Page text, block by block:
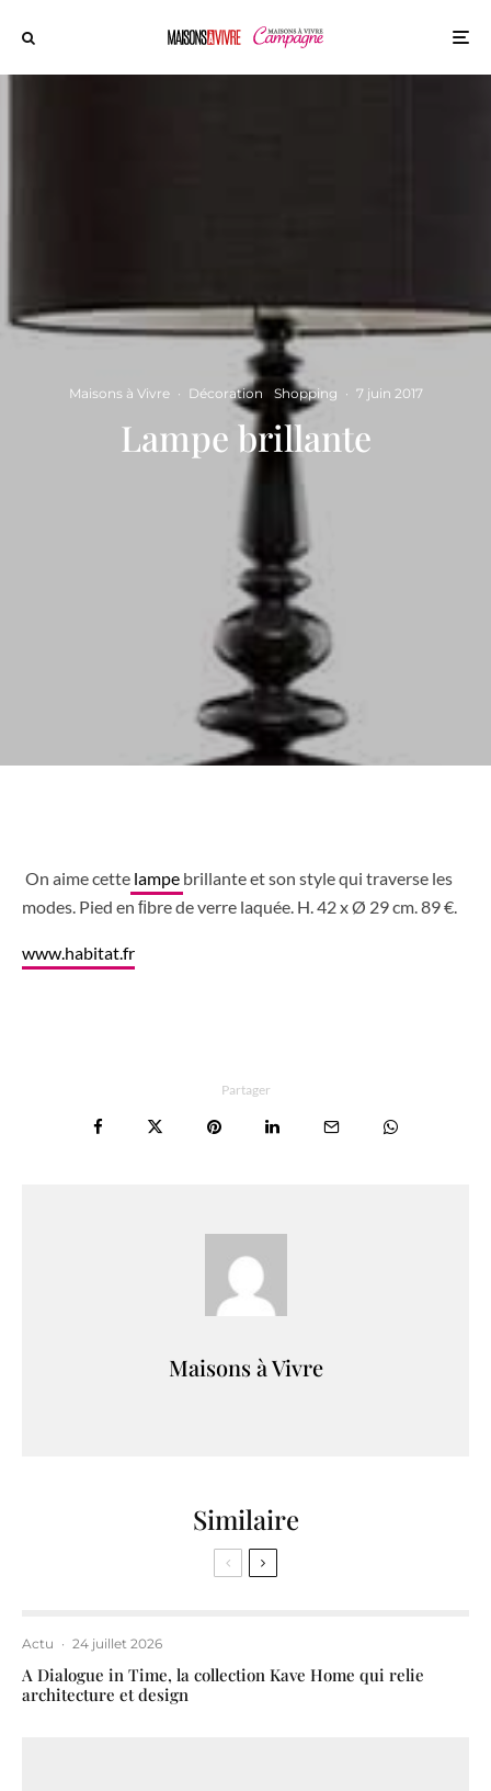
Maisons à Vivre · Décoration Shopping · 7 juin 2017
Lampe brillante
On aime cette lampe brillante et son style qui traverse les
modes. Pied en ﬁbre de verre laquée. H. 42 x Ø 29 cm. 89 €.
www.habitat.fr
Partager
Maisons à Vivre
Similaire
Actu · 24 juillet 2026
A Dialogue in Time, la collection Kave Home qui relie
architecture et design